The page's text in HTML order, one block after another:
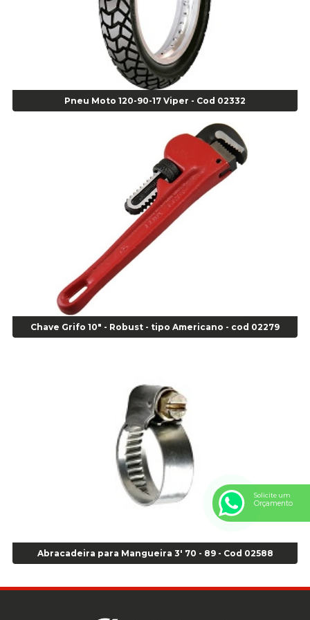
Alicate Bomba D Água - Cod 01326
Alicate Corte Diagonal - Cod 02138
Alicate Corte Frontal - Cod 02685
Alicate Corte Frontal - Cod 02685
Alicate Corte Lateral Força Dupla - Cod 03105
Alicate de Corte Diagonal - cod 02138
Alicate de Pressão Corneta (Cód. 01780)
Alicate para Abracadeira 3/16" x 1.3/16" 29840 - Gedore - Cod 02174
Alicate para Anéis Externos Bico Reto - Gedore A2 - Cod 00894
Alicate para Anéis Externos com Bico Curvo - Gedore A21 - Cod 00895
Alicate para Anéis Internos Bico Curvo - Gedore J21 - Cod 00893
Alicate para Anéis Tipo Trava Câmbio 8134 Gedore - Cod 02008
Alicate para Balanceamento - Cod 03078
Alicate para trava de cambio 398 11" - Corneta - Cod 03113
Alicate Universal - Cod 01718
Alicate Universal 8" Gedore - Cod 00133
Anel Centralizador Fiat 4 pçs - Amarelo - Cod 00517
Anel Centralizador Ford 4pçs - Verde - Cod 00518
Anel Centralizador Peugeot 4pçs - Branco - Cod 01466
Anel Centralizador Renault 4pçs - Marrom - Cod 01467
Anel Centralizador Toyota 4pçs - Preto - Cod 01335
Anel Centralizador VW 4pçs - Laranja - Cod 00520
Anel de vedação Jumbo OR-224 TG - Cod: 03749
Anel de vedação Jumbo OR-449 Cod: 03752
Anel p/ montagem de pneu s/cam aro 22,5 - Cod 00166
Anel para Montagem do Pneu Sem Câmara Aro 24,5 - Cod 02935
Anel para Vedação OR 325 - Cod 03390
Anel para Vedação OR 325 Nacional -Cod 01768
Pneu Moto 120-90-17 Viper - Cod 02332
Chave Grifo 10" - Robust - tipo Americano - cod 02279
Abracadeira para Mangueira 3' 70 - 89 - Cod 02588
Solicite um
Orçamento